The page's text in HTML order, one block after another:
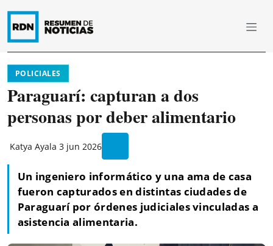
POLICIALES
Paraguarí: capturan a dos
personas por deber alimentario
Katya Ayala 3 jun 2026
Un ingeniero informático y una ama de casa
fueron capturados en distintas ciudades de
Paraguarí por órdenes judiciales vinculadas a
asistencia alimentaria.